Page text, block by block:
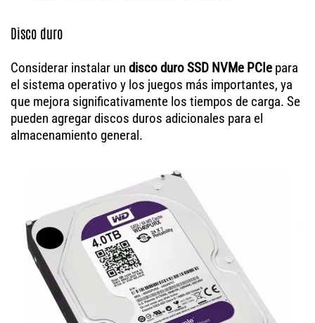
Disco duro
Considerar instalar un disco duro SSD NVMe PCIe para
el sistema operativo y los juegos más importantes, ya
que mejora significativamente los tiempos de carga. Se
pueden agregar discos duros adicionales para el
almacenamiento general.